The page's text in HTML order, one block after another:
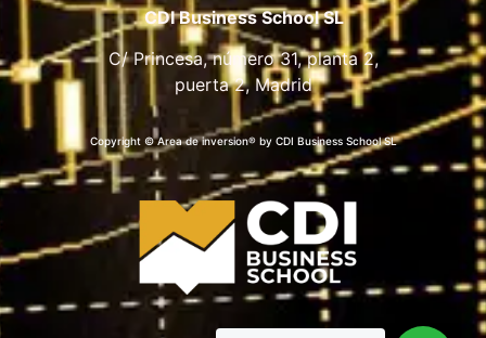
CDI Business School SL
C/ Princesa, número 31, planta 2,
puerta 2, Madrid
Copyright © Area de inversion® by CDI Business School SL